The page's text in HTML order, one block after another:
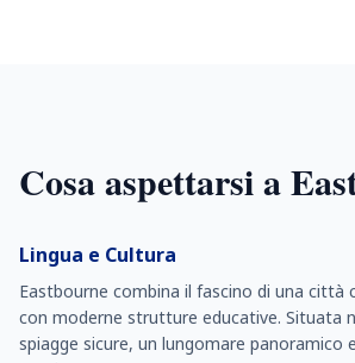
Cosa aspettarsi a
Lingua e Cultura
Eastbourne combina il fascino di una città
con moderne strutture educative. Situata
spiagge sicure, un lungomare panoramico